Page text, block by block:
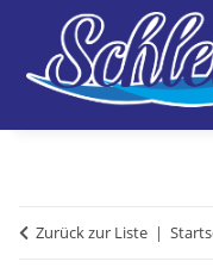
Zurück zur Liste